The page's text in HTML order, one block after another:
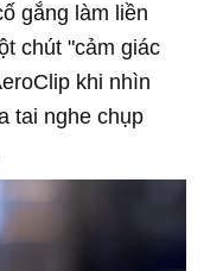
gắng làm liền
chút "cảm giác
khi nhìn
tai nghe chụp